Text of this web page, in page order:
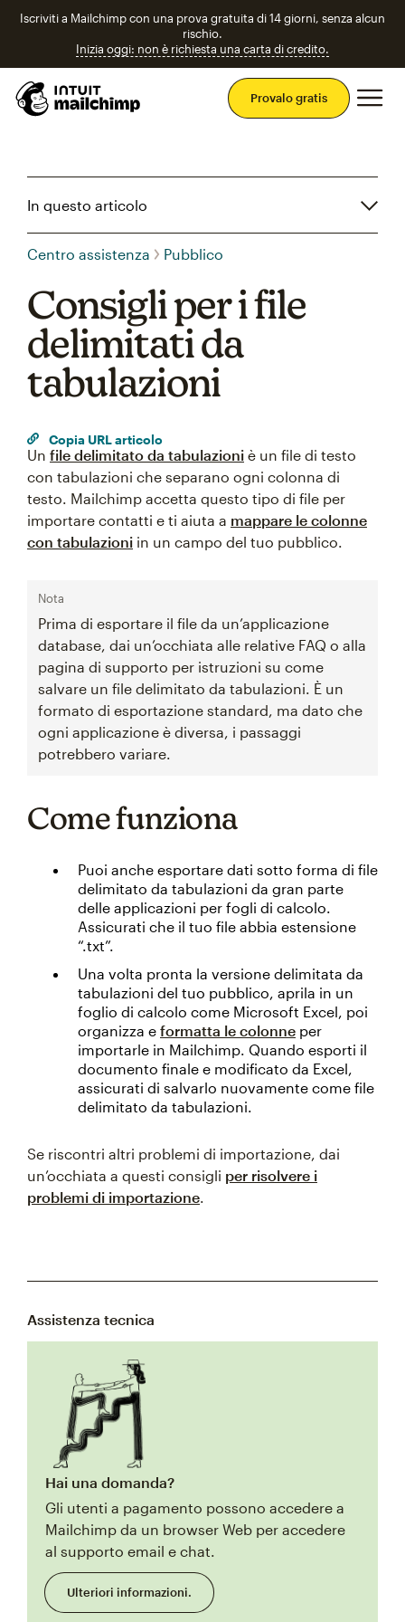
Iscriviti a Mailchimp con una prova gratuita di 14 giorni, senza alcun
rischio.
Inizia oggi: non è richiesta una carta di credito.
Provalo gratis
In questo articolo
Centro assistenza Pubblico
Consigli per i file
delimitati da
tabulazioni
Copia URL articolo
Un file delimitato da tabulazioni è un file di testo
con tabulazioni che separano ogni colonna di
testo. Mailchimp accetta questo tipo di file per
importare contatti e ti aiuta a mappare le colonne
con tabulazioni in un campo del tuo pubblico.
Nota
Prima di esportare il file da un’applicazione
database, dai un’occhiata alle relative FAQ o alla
pagina di supporto per istruzioni su come
salvare un file delimitato da tabulazioni. È un
formato di esportazione standard, ma dato che
ogni applicazione è diversa, i passaggi
potrebbero variare.
Come funziona
Puoi anche esportare dati sotto forma di file
delimitato da tabulazioni da gran parte
delle applicazioni per fogli di calcolo.
Assicurati che il tuo file abbia estensione
“.txt”.
Una volta pronta la versione delimitata da
tabulazioni del tuo pubblico, aprila in un
foglio di calcolo come Microsoft Excel, poi
organizza e formatta le colonne per
importarle in Mailchimp. Quando esporti il
documento finale e modificato da Excel,
assicurati di salvarlo nuovamente come file
delimitato da tabulazioni.
Se riscontri altri problemi di importazione, dai
un’occhiata a questi consigli per risolvere i
problemi di importazione.
Assistenza tecnica
Hai una domanda?
Gli utenti a pagamento possono accedere a
Mailchimp da un browser Web per accedere
al supporto email e chat.
Ulteriori informazioni.